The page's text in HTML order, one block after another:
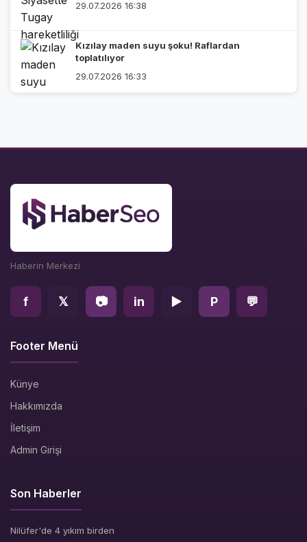
29.07.2026 16:38
Kızılay maden suyu şoku! Raflardan
toplatılıyor
29.07.2026 16:33
Haberin Merkezi
f 𝕏 📷 in ▶ P 💬
Footer Menü
Künye
Hakkımızda
İletişim
Admin Girişi
Son Haberler
Nilüfer'de 4 yıkım birden